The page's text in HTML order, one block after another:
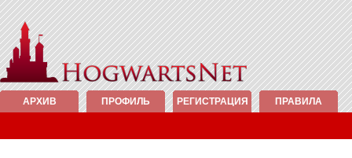
АРХИВ ПРОФИЛЬ РЕГИСТРАЦИЯ ПРАВИЛА